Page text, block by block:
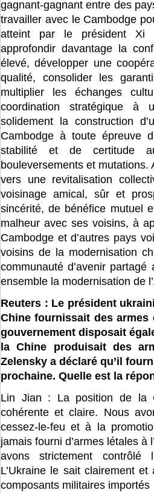
gagnant-gagnant entre des
travailler avec le Cambodge
atteint par le président Xi
approfondir davantage la
élevé, développer une
qualité, consolider les
multiplier les échanges
coordination stratégique à
solidement la construction
Cambodge à toute épreuve
stabilité et de certitude
bouleversements et mutations.
vers une revitalisation
voisinage amical, sûr et
sincérité, de bénéfice mutuel
malheur avec ses voisins, à
Cambodge et d’autres pays
voisins de la modernisation
communauté d’avenir
ensemble la modernisation de
Reuters : Le président
Chine fournissait des
gouvernement disposait
la Chine produisait des
Zelensky a déclaré qu’il
prochaine. Quelle est la
Lin Jian : La position de la
cohérente et claire. Nous
cessez-le-feu et à la
jamais fourni d’armes létales à
avons strictement contrôlé
L’Ukraine le sait clairement
composants militaires